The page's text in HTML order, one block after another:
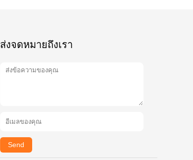
ส่งจดหมายถึงเรา
Send